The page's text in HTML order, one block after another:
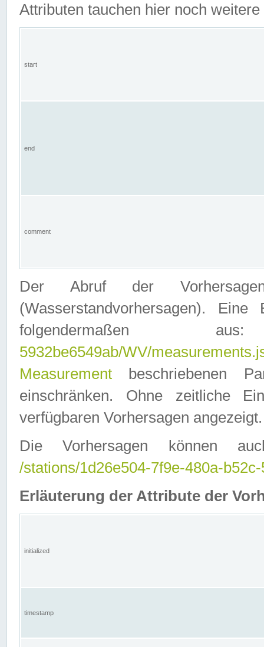
Attributen tauchen hier noch weitere
start
end
comment
Der Abruf der
(Wasserstandvorhersagen).
folgendermaßen
5932be6549ab/WV/
Measurement beschriebenen
einschränken. Ohne zeitliche
verfügbaren Vorhersagen angezeigt.
Die Vorhersagen können
/stations/1d26e504-7f9e-480a-
Erläuterung der Attribute der
initialized
timestamp